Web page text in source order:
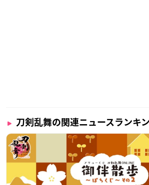
刀剣乱舞の関連ニュースランキ